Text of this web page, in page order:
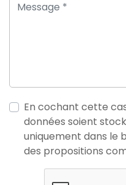
En cochant cette
données soient
uniquement dans le
des propositions